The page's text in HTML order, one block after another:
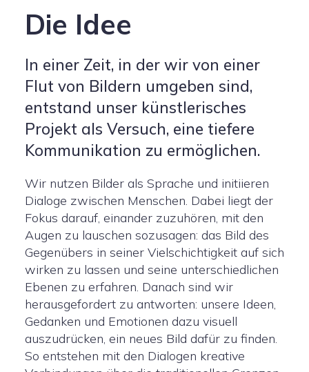
Die Idee
In einer Zeit, in der wir von einer
Flut von Bildern umgeben sind,
entstand unser künstlerisches
Projekt als Versuch, eine tiefere
Kommunikation zu ermöglichen.
Wir nutzen Bilder als Sprache und initiieren
Dialoge zwischen Menschen. Dabei liegt der
Fokus darauf, einander zuzuhören, mit den
Augen zu lauschen sozusagen: das Bild des
Gegenübers in seiner Vielschichtigkeit auf sich
wirken zu lassen und seine unterschiedlichen
Ebenen zu erfahren. Danach sind wir
herausgefordert zu antworten: unsere Ideen,
Gedanken und Emotionen dazu visuell
auszudrücken, ein neues Bild dafür zu finden.
So entstehen mit den Dialogen kreative